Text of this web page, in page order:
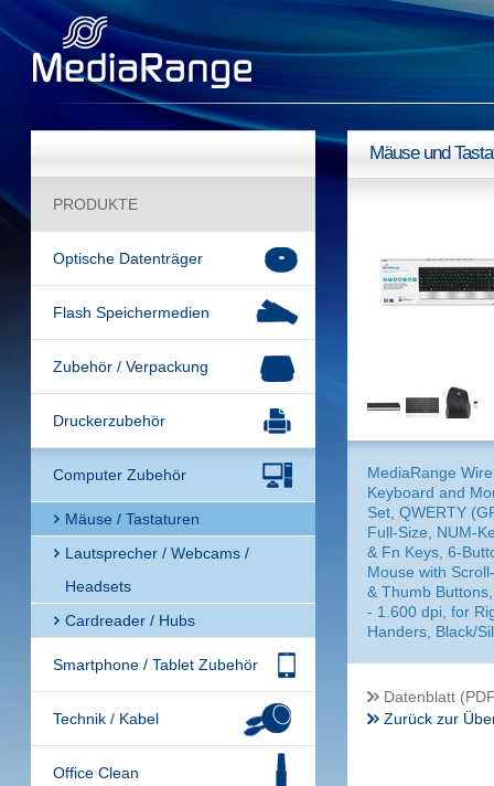
PRODUKTE
Optische Datenträger
Flash Speichermedien
Zubehör / Verpackung
Druckerzubehör
Computer Zubehör
Mäuse / Tastaturen
Lautsprecher / Webcams /
Headsets
Cardreader / Hubs
Smartphone / Tablet Zubehör
Technik / Kabel
Office Clean
Mäuse und
MediaRange
Keyboard and
Set, QWERTY
Full-Size, NUM-
& Fn Keys, 6-
Mouse with
& Thumb
- 1.600 dpi, for
Handers, Black/
Datenblatt
Zurück zur